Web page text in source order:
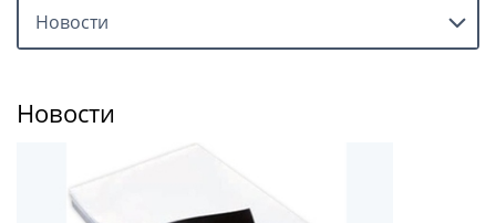
Новости
Новости